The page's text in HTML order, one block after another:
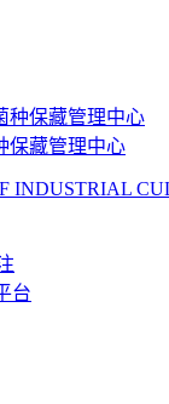
保藏管理中心
INDUSTRIAL
台